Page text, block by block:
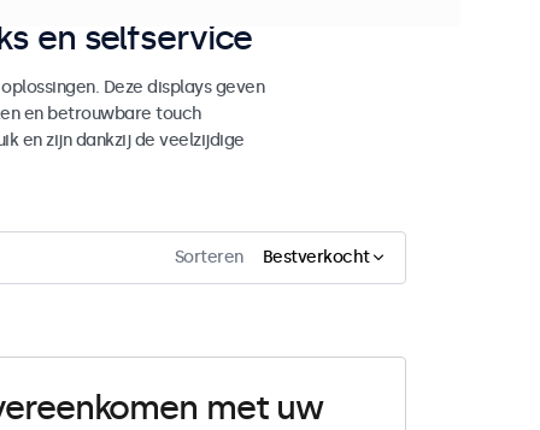
en selfservice
Deze displays geven
en betrouwbare touch
en zijn dankzij de veelzijdige
Sorteren Bestverkocht
met uw